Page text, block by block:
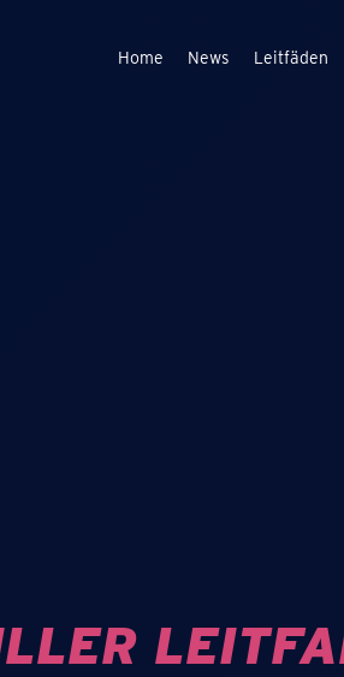
Home News Leitfäden